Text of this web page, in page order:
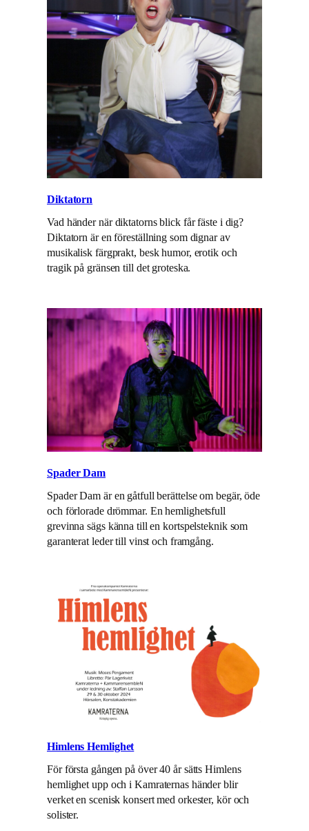
Diktatorn
Vad händer när diktatorns blick får fäste i dig?
Diktatorn är en föreställning som dignar av
musikalisk färgprakt, besk humor, erotik och
tragik på gränsen till det groteska.
Spader Dam
Spader Dam är en gåtfull berättelse om begär, öde
och förlorade drömmar. En hemlighetsfull
grevinna sägs känna till en kortspelsteknik som
garanterat leder till vinst och framgång.
Himlens Hemlighet
För första gången på över 40 år sätts Himlens
hemlighet upp och i Kamraternas händer blir
verket en scenisk konsert med orkester, kör och
solister.